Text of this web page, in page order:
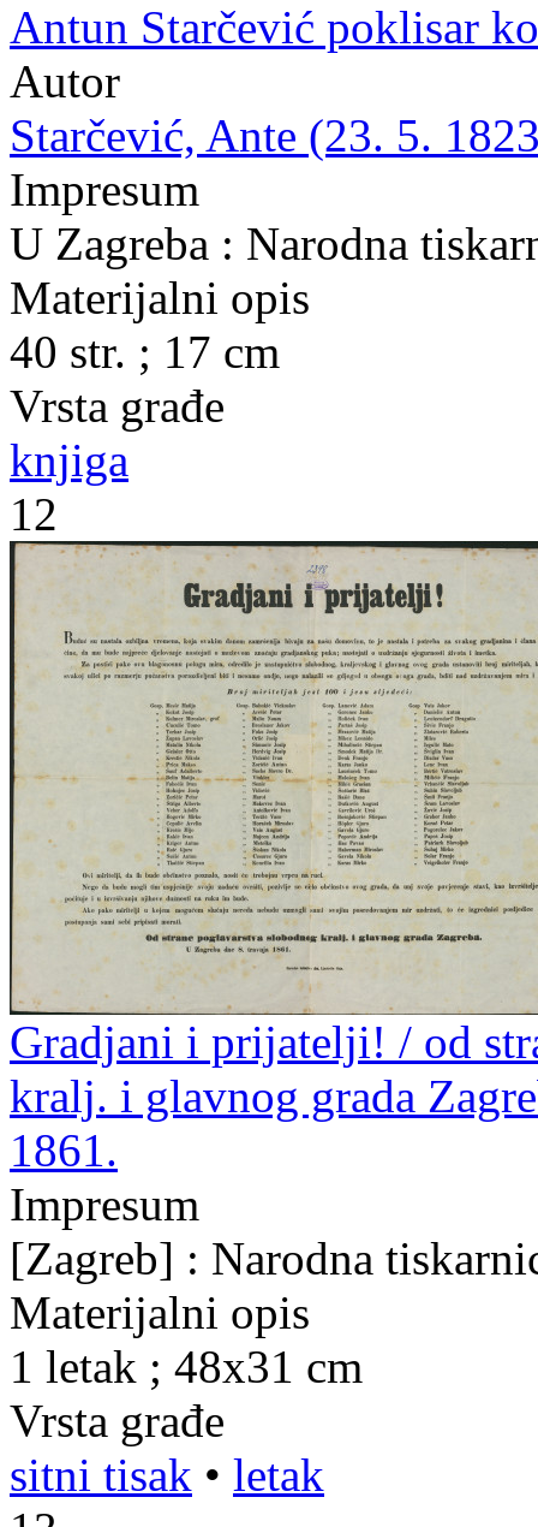
Antun Starčević poklisar
Autor
Starčević, Ante (23. 5.
Impresum
U Zagreba : Narodna
Materijalni opis
40 str. ; 17 cm
Vrsta građe
knjiga
12
Gradjani i prijatelji! / od
kralj. i glavnog grada
1861.
Impresum
[Zagreb] : Narodna
Materijalni opis
1 letak ; 48x31 cm
Vrsta građe
sitni tisak • letak